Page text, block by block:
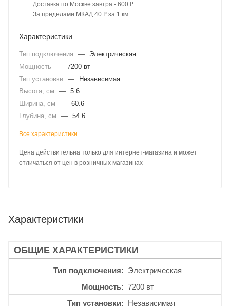
Доставка по Москве завтра - 600 ₽
За пределами МКАД 40 ₽ за 1 км.
Характеристики
Тип подключения —
Электрическая
Мощность
— 7200 вт
Тип установки —
Независимая
Высота, см
— 5.6
Ширина, см
— 60.6
Глубина, см
— 54.6
Все характеристики
Цена действительна только для интернет-магазина и может
отличаться от цен в розничных магазинах
Характеристики
ОБЩИЕ ХАРАКТЕРИСТИКИ
Тип подключения
Электрическая
Мощность
7200 вт
Тип установки
Независимая